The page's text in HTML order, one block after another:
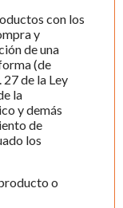
con los
y
de una
(de
de la Ley
la
y demás
de
los
o